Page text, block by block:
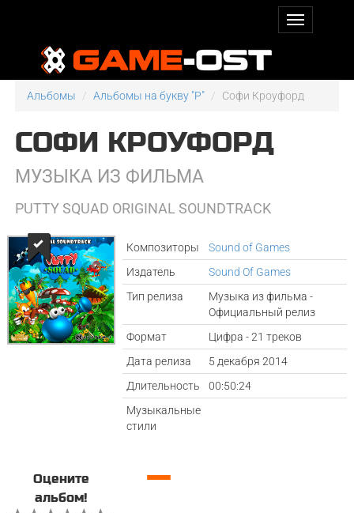
Альбомы Альбомы на букву "P" Софи Кроуфорд
СОФИ КРОУФОРД
МУЗЫКА ИЗ ФИЛЬМА
PUTTY SQUAD ORIGINAL SOUNDTRACK
Композиторы
Sound of Games
Издатель
Sound Of Games
Тип релиза
Музыка из фильма -
Официальный релиз
Формат
Цифра - 21 треков
Дата релиза
5 декабря 2014
Длительность
00:50:24
Музыкальные
стили
Оцените
альбом!
—